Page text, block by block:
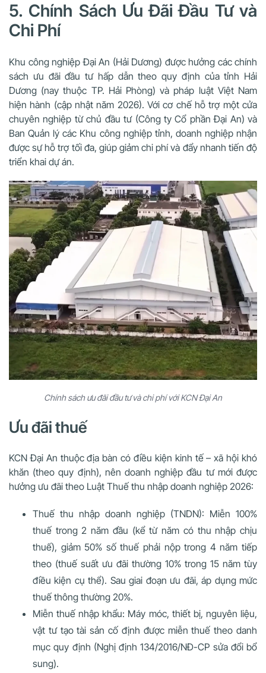
5. Chính Sách Ưu Đãi Đầu Tư và
Chi Phí
Khu công nghiệp Đại An (Hải Dương) được hưởng các chính
sách ưu đãi đầu tư hấp dẫn theo quy định của tỉnh Hải
Dương (nay thuộc TP. Hải Phòng) và pháp luật Việt Nam
hiện hành (cập nhật năm 2026). Với cơ chế hỗ trợ một cửa
chuyên nghiệp từ chủ đầu tư (Công ty Cổ phần Đại An) và
Ban Quản lý các Khu công nghiệp tỉnh, doanh nghiệp nhận
được sự hỗ trợ tối đa, giúp giảm chi phí và đẩy nhanh tiến độ
triển khai dự án.
Chính sách ưu đãi đầu tư và chi phí với KCN Đại An
Ưu đãi thuế
KCN Đại An thuộc địa bàn có điều kiện kinh tế – xã hội khó
khăn (theo quy định), nên doanh nghiệp đầu tư mới được
hưởng ưu đãi theo Luật Thuế thu nhập doanh nghiệp 2026:
Thuế thu nhập doanh nghiệp (TNDN): Miễn 100%
thuế trong 2 năm đầu (kể từ năm có thu nhập chịu
thuế), giảm 50% số thuế phải nộp trong 4 năm tiếp
theo (thuế suất ưu đãi thường 10% trong 15 năm tùy
điều kiện cụ thể). Sau giai đoạn ưu đãi, áp dụng mức
thuế thông thường 20%.
Miễn thuế nhập khẩu: Máy móc, thiết bị, nguyên liệu,
vật tư tạo tài sản cố định được miễn thuế theo danh
mục quy định (Nghị định 134/2016/NĐ-CP sửa đổi bổ
sung).